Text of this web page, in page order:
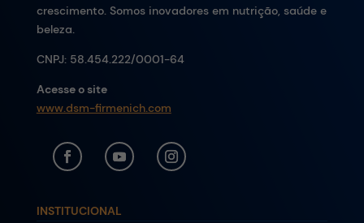
crescimento. Somos inovadores em nutrição, saúde e
beleza.
CNPJ: 58.454.222/0001-64
Acesse o site
www.dsm-firmenich.com
INSTITUCIONAL